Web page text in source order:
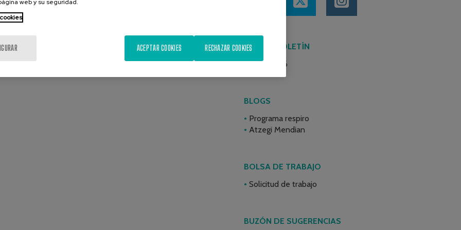
ÚLTIMO BOLETÍN
Junio 2026
BLOGS
Programa respiro
Atzegi Mendian
BOLSA DE TRABAJO
Solicitud de trabajo
BUZÓN DE SUGERENCIAS
web y su seguridad.
RECHAZAR COOKIES
ACEPTAR COOKIES